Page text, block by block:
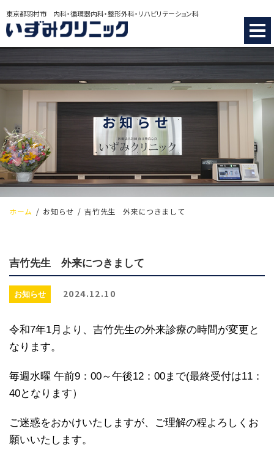
東京都羽村市 内科・循環器内科・整形外科・リハビリテーション科
お知らせ
ホーム お知らせ 吉竹先生 外来につきまして
吉竹先生 外来につきまして
お知らせ 2024.12.10
令和7年1月より、吉竹先生の外来診療の時間が変更と
なります。
毎週水曜 午前9：00～午後12：00まで(最終受付は11：
40となります）
ご迷惑をおかけいたしますが、ご理解の程よろしくお
願いいたします。